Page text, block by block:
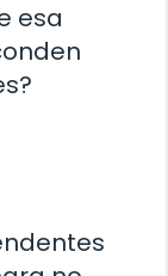
esa